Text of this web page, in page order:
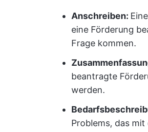
Anschreiben:
eine Förderung
Frage kommen.
beantragte
werden.
Problems, das